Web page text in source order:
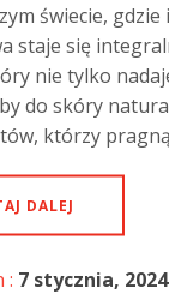
świecie,
staje się
nie tylko
do skóry
którzy
DALEJ
: 7 stycznia, 2024